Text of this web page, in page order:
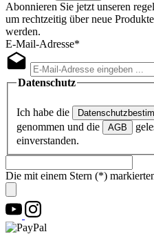
Abonnieren Sie jetzt unseren
um rechtzeitig über neue
werden.
E-Mail-Adresse*
Datenschutz
Ich habe die
genommen und die
AGB
einverstanden.
Die mit einem Stern (*)